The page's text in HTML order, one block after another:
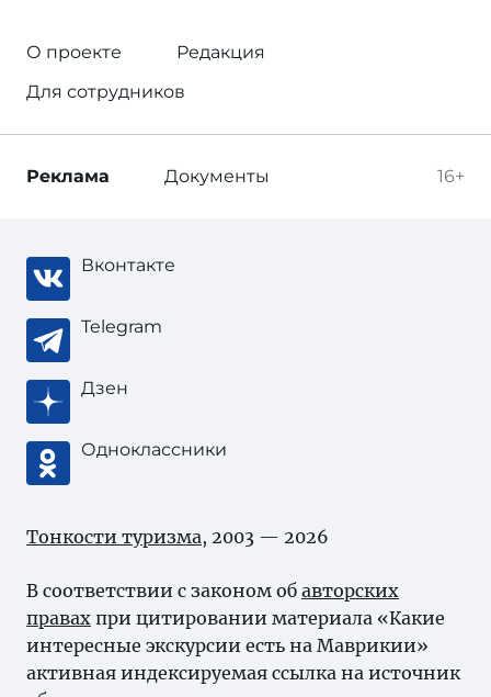
О проекте
Редакция
Для сотрудников
16+
Реклама Документы
Вконтакте
Telegram
Дзен
Одноклассники
Тонкости туризма, 2003 — 2026
В соответствии с законом об авторских
правах при цитировании материала «Какие
интересные экскурсии есть на Маврикии»
активная индексируемая ссылка на источник